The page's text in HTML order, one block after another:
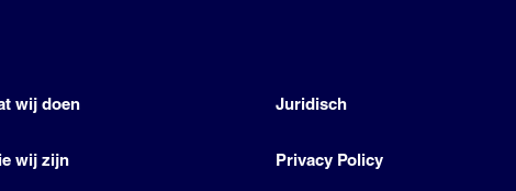
wij doen
wij zijn
Juridisch
Privacy Policy